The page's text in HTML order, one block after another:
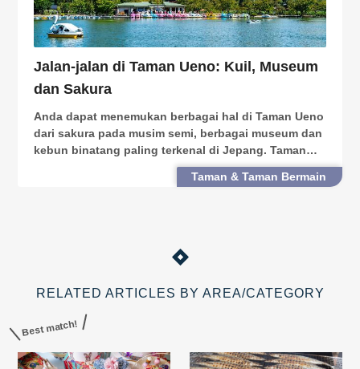
Jalan-jalan di Taman Ueno: Kuil, Museum
dan Sakura
Anda dapat menemukan berbagai hal di Taman Ueno
dari sakura pada musim semi, berbagai museum dan
kebun binatang paling terkenal di Jepang. Taman
tertua di Jepang ini terletak tepat di luar Stasiun
Ueno (Ueno Station). Di sini, alam, seni dan sejara
Taman & Taman Bermain
RELATED ARTICLES BY AREA/CATEGORY
Best match!